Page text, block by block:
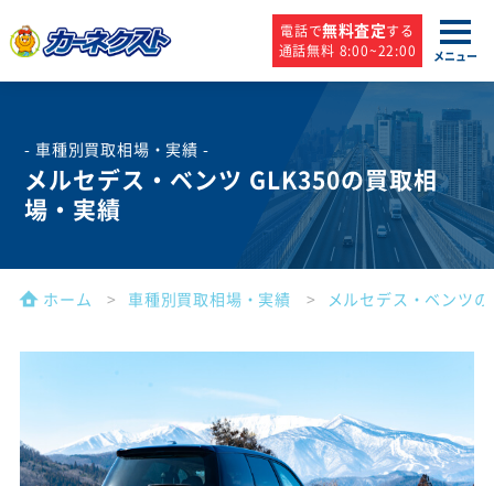
電話で無料査定する
通話無料 8:00~22:00
メニュー
- 車種別買取相場・実績 -
メルセデス・ベンツ GLK350の買取相
場・実績
ホーム 車種別買取相場・実績 メルセデス・ベンツ